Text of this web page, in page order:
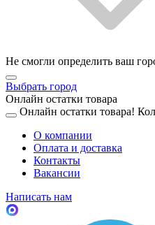
Не смогли определить ваш
Выбрать город
Онлайн остатки товара
Онлайн остатки товара!
О компании
Оплата и доставка
Контакты
Вакансии
Написать нам